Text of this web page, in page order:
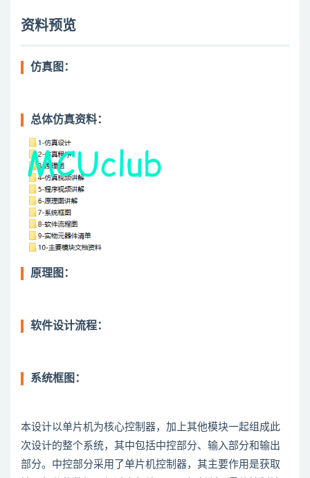
资料预览
仿真图：
总体仿真资料：
原理图：
软件设计流程：
系统框图：
本设计以单片机为核心控制器，加上其他模块一起组成此
次设计的整个系统，其中包括中控部分、输入部分和输出
部分。中控部分采用了单片机控制器，其主要作用是获取